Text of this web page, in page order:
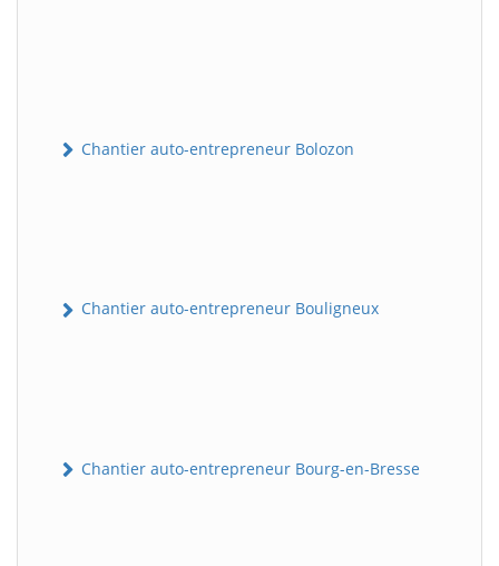
Chantier auto-entrepreneur Bolozon
Chantier auto-entrepreneur Bouligneux
Chantier auto-entrepreneur Bourg-en-Bresse